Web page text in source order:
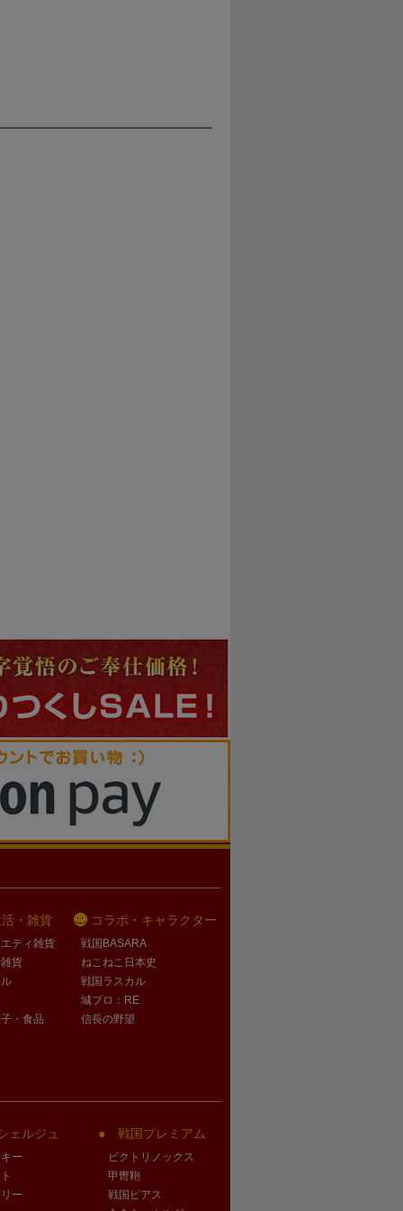
・雑貨
ティ雑貨
貨
・食品
コラボ・キャラクター
戦国BASARA
ねこねこ日本史
戦国ラスカル
城プロ：RE
信長の野望
ェルジュ
ー
ー
戦国プレミアム
ビクトリノックス
甲冑鞄
戦国ピアス